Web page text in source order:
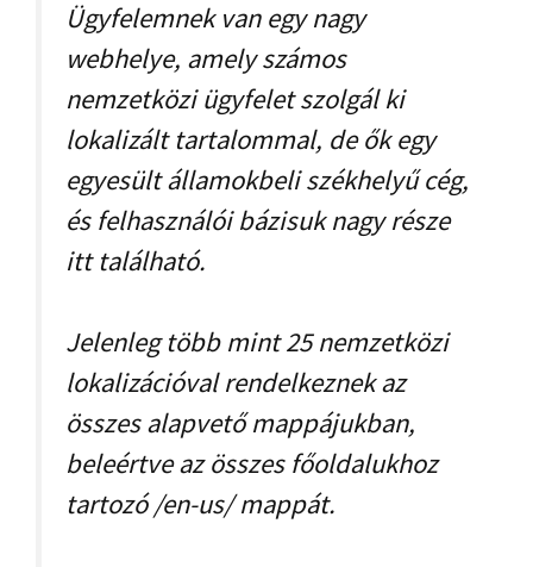
Ügyfelemnek van egy nagy
webhelye, amely számos
nemzetközi ügyfelet szolgál ki
lokalizált tartalommal, de ők egy
egyesült államokbeli székhelyű cég,
és felhasználói bázisuk nagy része
itt található.
Jelenleg több mint 25 nemzetközi
lokalizációval rendelkeznek az
összes alapvető mappájukban,
beleértve az összes főoldalukhoz
tartozó /en-us/ mappát.